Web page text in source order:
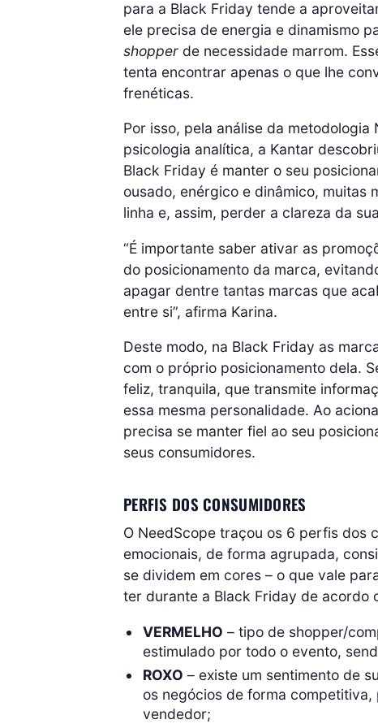
para a Black Friday tende a
ele precisa de energia e dinamismo
shopper de necessidade marrom.
tenta encontrar apenas o que lhe
frenéticas.
Por isso, pela análise da
psicologia analítica, a Kantar
Black Friday é manter o seu
ousado, enérgico e dinâmico, muitas
linha e, assim, perder a clareza da
“É importante saber ativar as
do posicionamento da marca,
apagar dentre tantas marcas que
entre si”, afirma Karina.
Deste modo, na Black Friday as
com o próprio posicionamento dela.
feliz, tranquila, que transmite
essa mesma personalidade. Ao
precisa se manter fiel ao seu
seus consumidores.
PERFIS DOS CONSUMIDORES
O NeedScope traçou os 6 perfis dos
emocionais, de forma agrupada,
se dividem em cores – o que vale
ter durante a Black Friday de acordo
VERMELHO – tipo de shopper/
estimulado por todo o evento,
ROXO – existe um sentimento de
os negócios de forma
vendedor;